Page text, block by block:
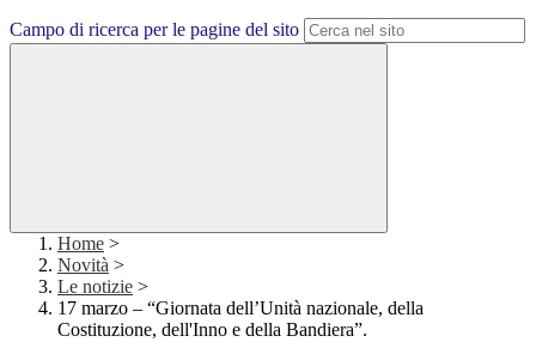
Campo di ricerca per le pagine del sito
Home >
Novità >
Le notizie >
17 marzo – “Giornata dell’Unità nazionale, della
Costituzione, dell'Inno e della Bandiera”.